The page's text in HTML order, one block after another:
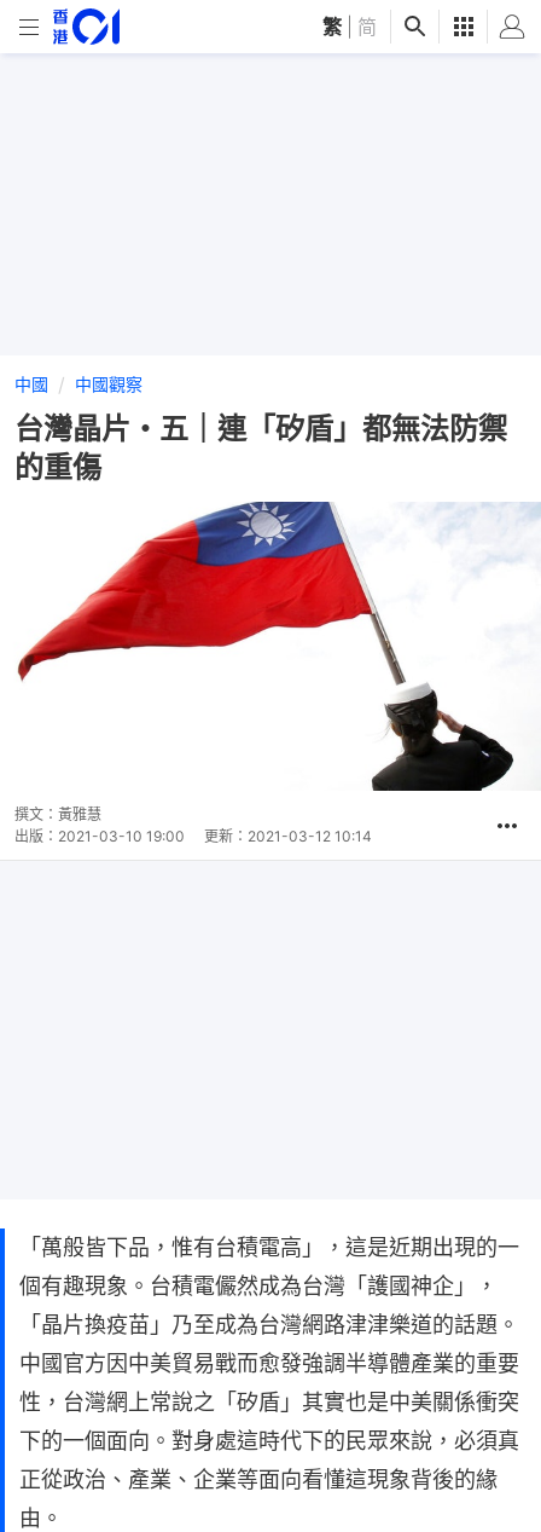
繁 简
中國 中國觀察
台灣晶片・五｜連「矽盾」都無法防禦
的重傷
撰文： 黃雅慧
出版： 2021-03-10 19:00 更新： 2021-03-12 10:14
「萬般皆下品，惟有台積電高」，這是近期出現的一
個有趣現象。台積電儼然成為台灣「護國神企」，
「晶片換疫苗」乃至成為台灣網路津津樂道的話題。
中國官方因中美貿易戰而愈發強調半導體產業的重要
性，台灣網上常說之「矽盾」其實也是中美關係衝突
下的一個面向。對身處這時代下的民眾來說，必須真
正從政治、產業、企業等面向看懂這現象背後的緣
由。